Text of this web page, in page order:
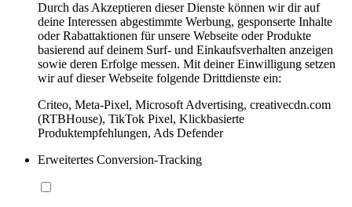
Durch das Akzeptieren dieser Dienste können wir dir auf
deine Interessen abgestimmte Werbung, gesponserte Inhalte
oder Rabattaktionen für unsere Webseite oder Produkte
basierend auf deinem Surf- und Einkaufsverhalten anzeigen
sowie deren Erfolge messen. Mit deiner Einwilligung setzen
wir auf dieser Webseite folgende Drittdienste ein:
Criteo, Meta-Pixel, Microsoft Advertising, creativecdn.com
(RTBHouse), TikTok Pixel, Klickbasierte
Produktempfehlungen, Ads Defender
Erweitertes Conversion-Tracking